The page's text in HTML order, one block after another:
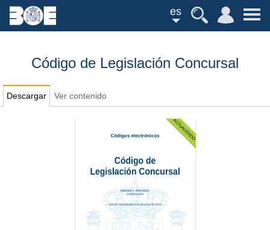
es
Código de Legislación Concursal
Descargar Ver contenido